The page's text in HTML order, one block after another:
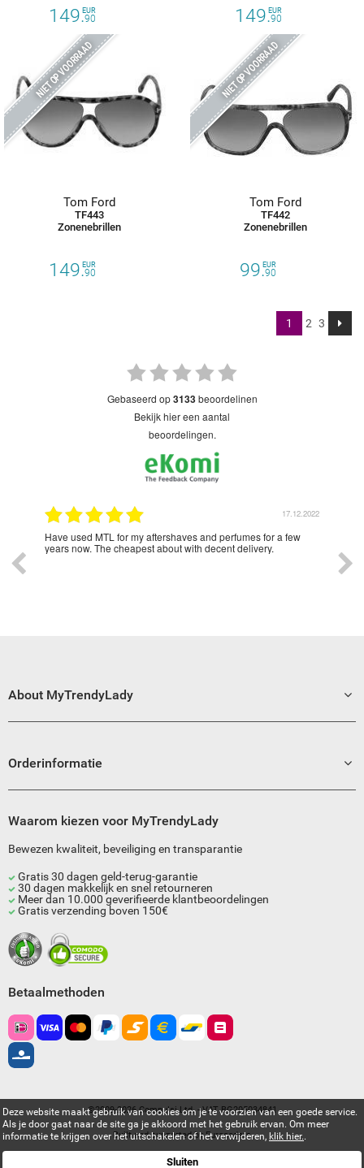
Deze website maakt gebruik van cookies om je te voorzien van een goede service.
Als je door gaat naar de site ga je akkoord met het gebruik ervan. Om meer
informatie te krijgen over het uitschakelen of het verwijderen, klik hier..
Sluiten
149.90
EUR 149.90
EUR
NIET OP VOORRAAD
Tom Ford
TF443
Zonenebrillen
149.90
EUR
NIET OP VOORRAAD
Tom Ford
TF442
Zonenebrillen
99.90
EUR
1 2 3
gebaseerd op3133beoordelinen
bekijk hier een aantal
beoordelingen.
17.12.2022
Have used MTL for my aftershaves and perfumes for a few
years now. The cheapest about with decent delivery.
About MyTrendyLady
Orderinformatie
Waarom kiezen voor MyTrendyLady
Bewezen kwaliteit, beveiliging en transparantie
Gratis 30 dagen geld-terug-garantie
30 dagen makkelijk en snel retourneren
Meer dan 10.000 geverifieerde klantbeoordelingen
Gratis verzending boven 150€
Betaalmethoden
©2009-2026 Compulsi Ltd. - VAT BG205034841
Built and supported byEurocoders